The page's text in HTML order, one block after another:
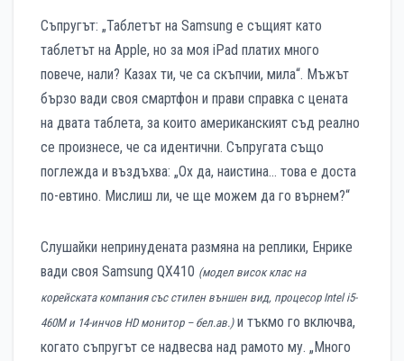
Съпругът: „Таблетът на Samsung е същият като
таблетът на Apple, но за моя iPad платих много
повече, нали? Казах ти, че са скъпчии, мила“. Мъжът
бързо вади своя смартфон и прави справка с цената
на двата таблета, за които американският съд реално
се произнесе, че са идентични. Съпругата също
поглежда и въздъхва: „Ох да, наистина… това е доста
по-евтино. Мислиш ли, че ще можем да го върнем?“
Слушайки непринудената размяна на реплики, Енрике
вади своя Samsung QX410 (модел висок клас на
корейската компания със стилен външен вид, процесор Intel i5-
460M и 14-инчов HD монитор – бел.ав.)и тъкмо го включва,
когато съпругът се надвесва над рамото му. „Много